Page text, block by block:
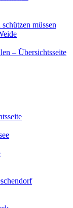
müssen
– Übersichtsseite